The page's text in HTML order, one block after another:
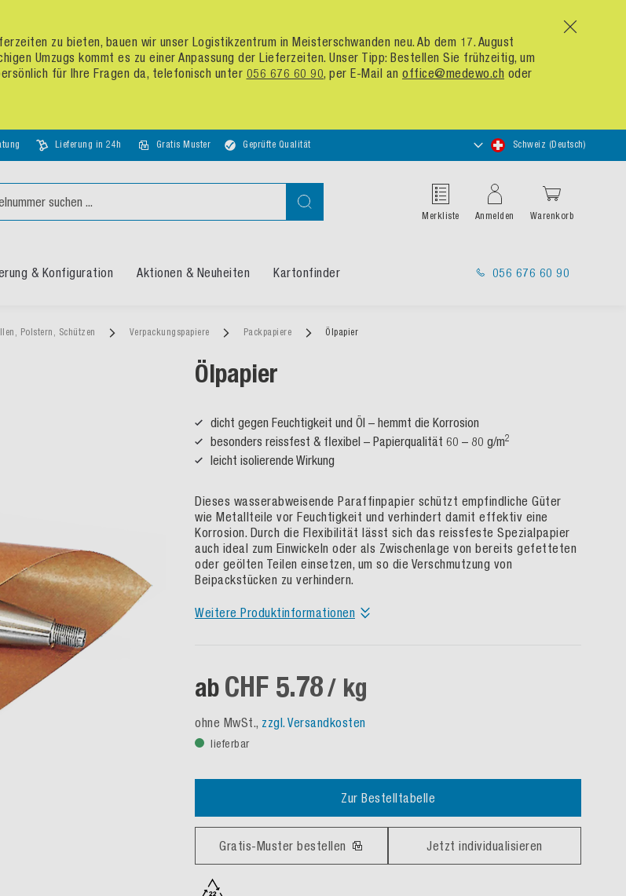
x
zu bieten, bauen wir unser Logistikzentrum in Meisterschwanden neu. Ab dem 17. August
Umzugs kommt es zu einer Anpassung der Lieferzeiten. Unser Tipp: Bestellen Sie frühzeitig, um
für Ihre Fragen da, telefonisch unter 056 676 60 90, per E-Mail an office@medewo.ch oder
Lieferung in 24h Gratis Muster Geprüfte Qualität
Store
auswählen
Schweiz (Deutsch)
Suche
Merkliste Anmelden Warenkorb
& Konfiguration Aktionen & Neuheiten Kartonfinder 056 676 60 90
Polstern, Schützen Verpackungspapiere Packpapiere Ölpapier
Ölpapier
dicht gegen Feuchtigkeit und Öl – hemmt die Korrosion
besonders reissfest & flexibel – Papierqualität 60 – 80 g/m2
leicht isolierende Wirkung
Dieses wasserabweisende Paraffinpapier schützt empfindliche Güter
wie Metallteile vor Feuchtigkeit und verhindert damit effektiv eine
Korrosion. Durch die Flexibilität lässt sich das reissfeste Spezialpapier
auch ideal zum Einwickeln oder als Zwischenlage von bereits gefetteten
oder geölten Teilen einsetzen, um so die Verschmutzung von
Beipackstücken zu verhindern.
Weitere Produktinformationen
ab CHF 5.78/ kg
ohne MwSt., zzgl. Versandkosten
lieferbar
Zur Bestelltabelle
Gratis-Muster bestellen Jetzt individualisieren